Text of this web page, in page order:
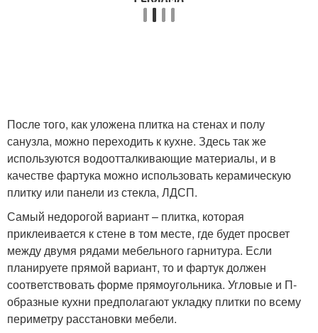
После того, как уложена плитка на стенах и полу
санузла, можно переходить к кухне. Здесь так же
используются водоотталкивающие материалы, и в
качестве фартука можно использовать керамическую
плитку или панели из стекла, ЛДСП.
Самый недорогой вариант – плитка, которая
приклеивается к стене в том месте, где будет просвет
между двумя рядами мебельного гарнитура. Если
планируете прямой вариант, то и фартук должен
соответствовать форме прямоугольника. Угловые и П-
образные кухни предполагают укладку плитки по всему
периметру расстановки мебели.